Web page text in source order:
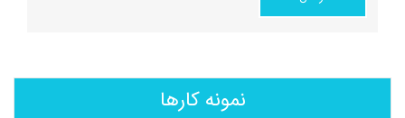
نمونه کارها